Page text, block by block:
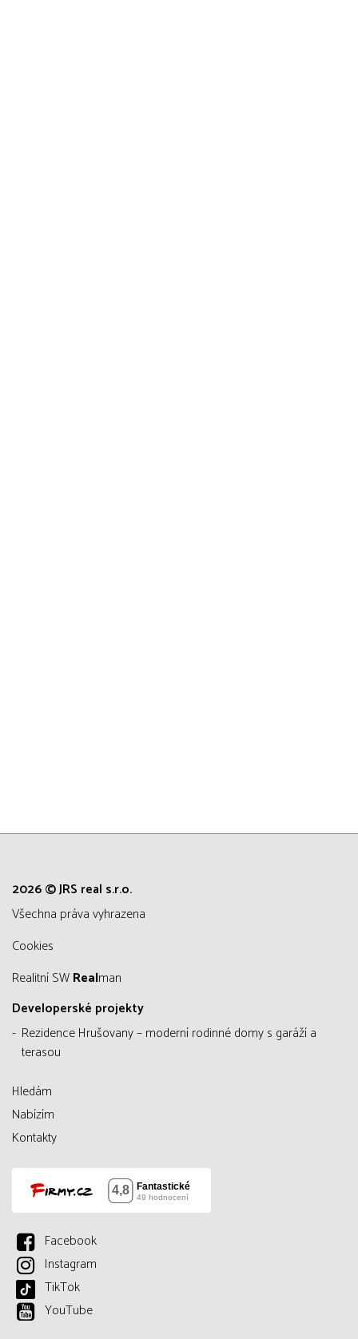
2026 © JRS real s.r.o.
všechna práva vyhrazena
Cookies
Realitní SWRealman
Developerské projekty
Rezidence Hrušovany – moderní rodinné domy s garáží a
terasou
Hledám
Nabízím
Kontakty
Facebook
Instagram
TikTok
YouTube